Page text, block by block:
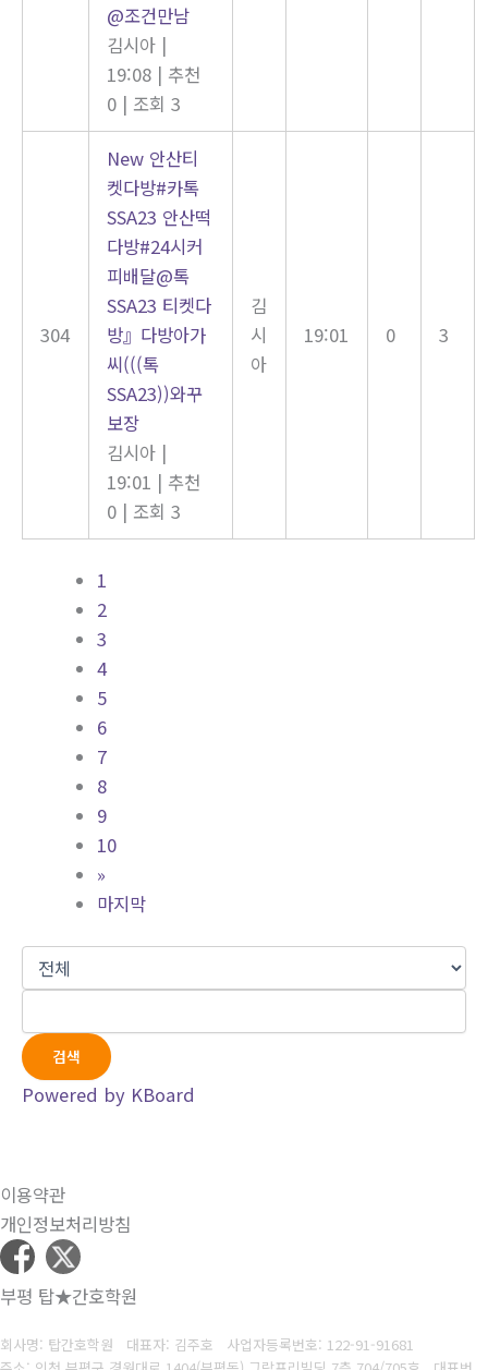
@조건만남
김시아 |
19:08 | 추천
0 | 조회 3
304
New 안산티
켓다방#카톡
SSA23 안산떡
다방#24시커
피배달@톡
SSA23 티켓다
방』다방아가
씨(((톡
SSA23))와꾸
보장
김시아 |
19:01 | 추천
0 | 조회 3
김
시
아
19:01 0 3
1
2
3
4
5
6
7
8
9
10
»
마지막
검색
Powered by KBoard
이용약관
개인정보처리방침
부평 탑★간호학원
회사명: 탑간호학원 대표자: 김주호 사업자등록번호: 122-91-91681